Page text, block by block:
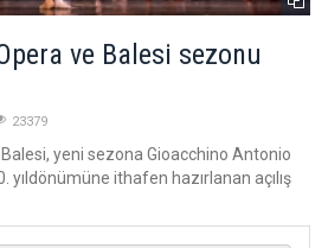
ve Balesi sezonu
23379
yeni sezona Gioacchino Antonio
yıldönümüne ithafen hazırlanan açılış